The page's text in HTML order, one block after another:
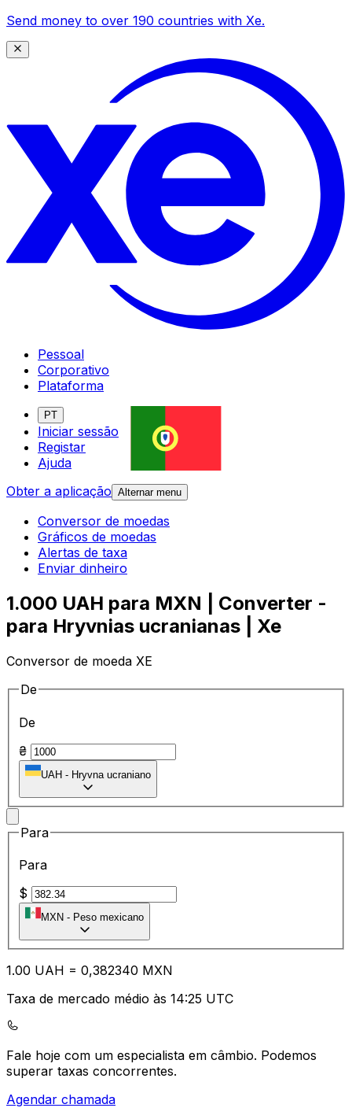
Send money to over 190 countries with Xe.
Pessoal
Corporativo
Plataforma
PT
Iniciar sessão
Registar
Ajuda
Obter a aplicação Alternar menu
Conversor de moedas
Gráficos de moedas
Alertas de taxa
Enviar dinheiro
1.000 UAH para MXN | Converter -
para Hryvnias ucranianas | Xe
Conversor de moeda XE
De
De
₴
UAH - Hryvna ucraniano
Para
Para
$
MXN - Peso mexicano
1.00 UAH = 0,382340 MXN
Taxa de mercado médio às 14:25 UTC
Fale hoje com um especialista em câmbio. Podemos
superar taxas concorrentes.
Agendar chamada